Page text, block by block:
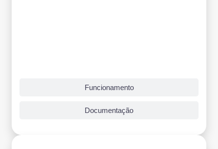
Funcionamento
Documentação